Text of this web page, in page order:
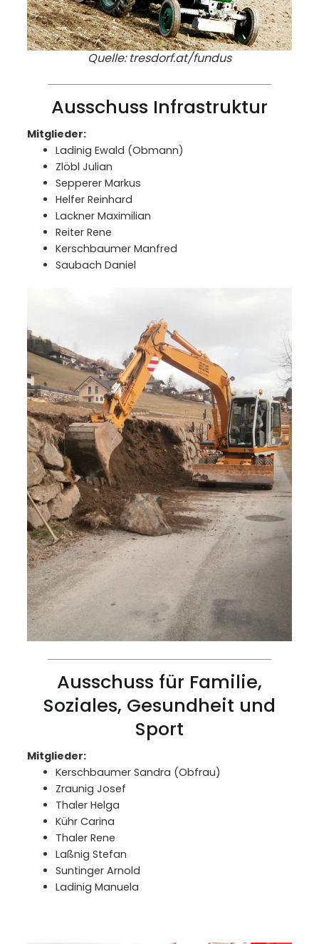
Quelle: tresdorf.at/fundus
Ausschuss Infrastruktur
Mitglieder:
Ladinig Ewald (Obmann)
Zlöbl Julian
Sepperer Markus
Helfer Reinhard
Lackner Maximilian
Reiter Rene
Kerschbaumer Manfred
Saubach Daniel
Ausschuss für Familie,
Soziales, Gesundheit und
Sport
Mitglieder:
Kerschbaumer Sandra (Obfrau)
Zraunig Josef
Thaler Helga
Kühr Carina
Thaler Rene
Laßnig Stefan
Suntinger Arnold
Ladinig Manuela